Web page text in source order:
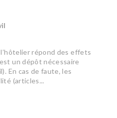
répond des effets
un dépôt nécessaire
En cas de faute, les
(articles...